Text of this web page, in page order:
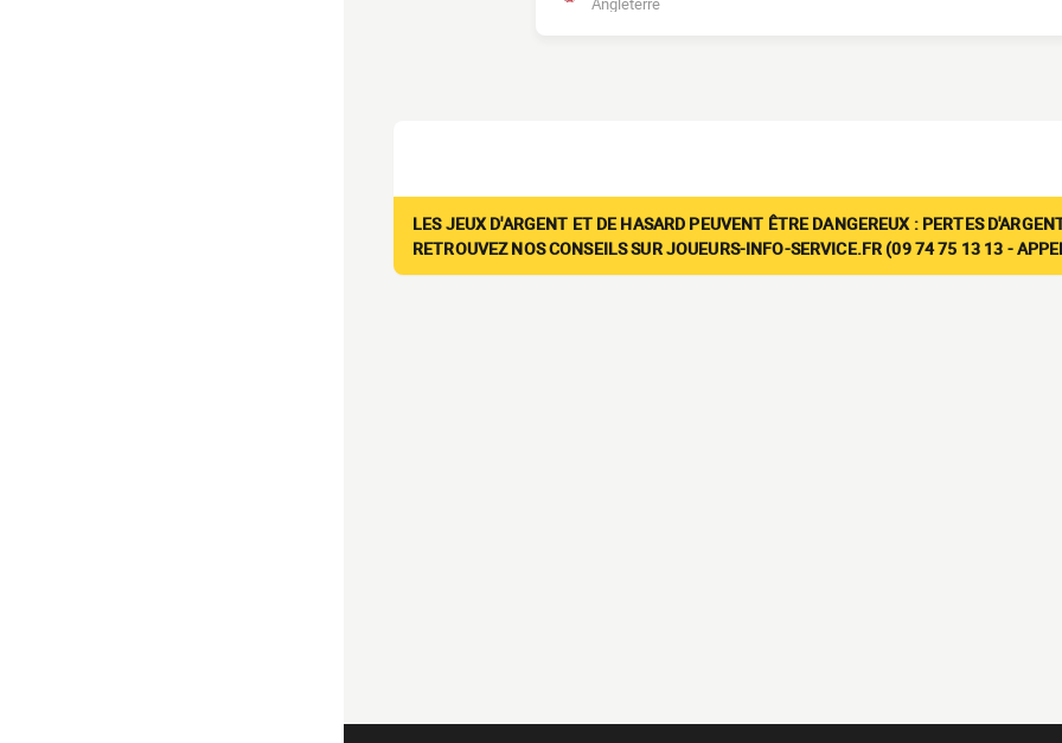
LES JEUX D'ARGENT ET DE HASARD PEUVENT ÊTRE DANGEREUX : PERTES
RETROUVEZ NOS CONSEILS SUR JOUEURS-INFO-SERVICE.FR (09 74 75 13 13 -